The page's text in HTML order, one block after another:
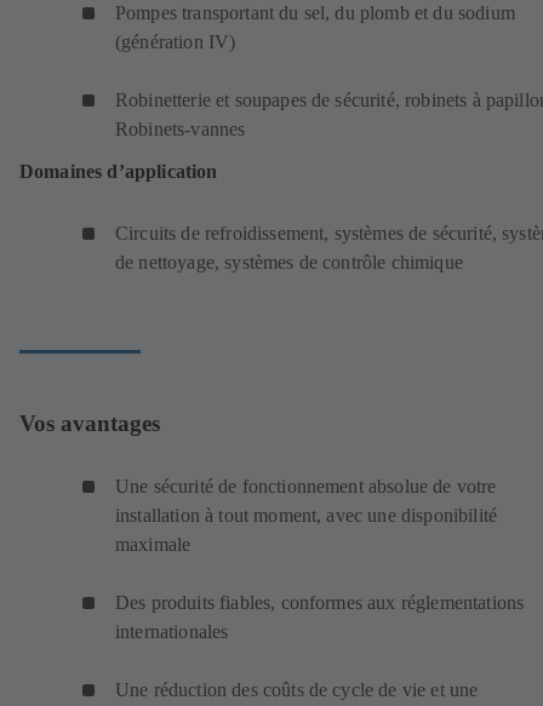
Pompes transportant du sel, du plomb et du sodium
(génération IV)
Robinetterie et soupapes de sécurité, robinets à
Robinets-vannes
Domaines d’application
Circuits de refroidissement, systèmes de sécurité,
de nettoyage, systèmes de contrôle chimique
Vos avantages
Une sécurité de fonctionnement absolue de votre
installation à tout moment, avec une disponibilité
maximale
Des produits fiables, conformes aux réglementations
internationales
Une réduction des coûts de cycle de vie et une